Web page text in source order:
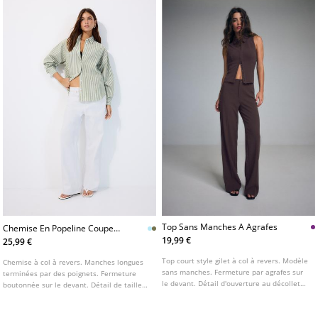
Chemise En Popeline Coupe
Droite Ajustable
25,99 €
Chemise à col à revers. Manches longues
terminées par des poignets. Fermeture
boutonnée sur le devant. Détail de taille
Top Sans Manches A Agrafes
19,99 €
Top court style gilet à col à revers. Modèle
sans manches. Fermeture par agrafes sur
le devant. Détail d'ouverture au décolleté.